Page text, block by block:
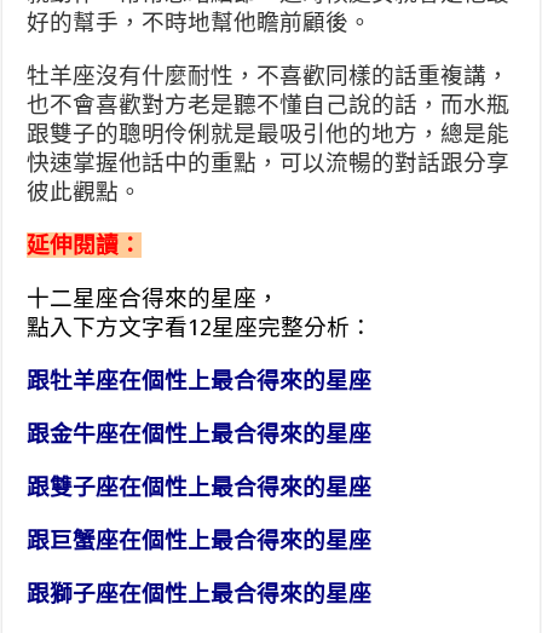
好的幫手，不時地幫他瞻前顧後。
牡羊座沒有什麼耐性，不喜歡同樣的話重複講，
也不會喜歡對方老是聽不懂自己說的話，而水瓶
跟雙子的聰明伶俐就是最吸引他的地方，總是能
快速掌握他話中的重點，可以流暢的對話跟分享
彼此觀點。
延伸閱讀：
十二星座合得來的星座，
點入下方文字看12星座完整分析：
跟牡羊座在個性上最合得來的星座
跟金牛座在個性上最合得來的星座
跟雙子座在個性上最合得來的星座
跟巨蟹座在個性上最合得來的星座
跟獅子座在個性上最合得來的星座